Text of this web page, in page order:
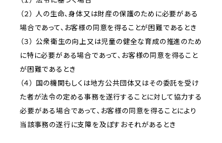
（２） 人の生命、身体又は財産の保護のために必要がある
場合であって、お客様の同意を得ることが困難であるとき
（３） 公衆衛生の向上又は児童の健全な育成の推進のため
に特に必要がある場合であって、お客様の同意を得ること
が困難であるとき
（４） 国の機関もしくは地方公共団体又はその委託を受け
た者が法令の定める事務を遂行することに対して協力する
必要がある場合であって、お客様の同意を得ることにより
当該事務の遂行に支障を及ぼすおそれがあるとき